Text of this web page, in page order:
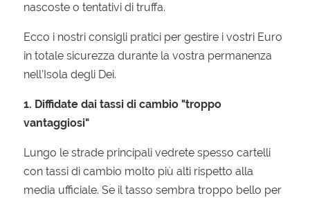
nascoste o tentativi di truffa.
Ecco i nostri consigli pratici per gestire i vostri Euro
in totale sicurezza durante la vostra permanenza
nell'Isola degli Dei.
1. Diffidate dai tassi di cambio "troppo
vantaggiosi"
Lungo le strade principali vedrete spesso cartelli
con tassi di cambio molto più alti rispetto alla
media ufficiale. Se il tasso sembra troppo bello per